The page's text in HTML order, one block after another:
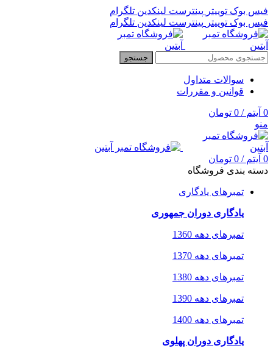
فیس بوک توییتر پینترست لینکدین تلگرام
فیس بوک توییتر پینترست لینکدین تلگرام
جستجو
سوالات متداول
قوانین و مقررات
0 آیتم /
0 تومان
منو
0 آیتم /
0 تومان
دسته بندی فروشگاه
تمبرهای یادگاری
یادگاری دوران جمهوری
تمبرهای دهه 1360
تمبرهای دهه 1370
تمبرهای دهه 1380
تمبرهای دهه 1390
تمبرهای دهه 1400
یادگاری دوران پهلوی